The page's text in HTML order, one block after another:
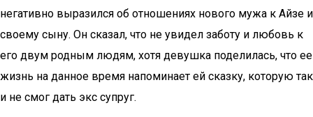
негативно выразился об отношениях нового мужа к Айзе и
своему сыну. Он сказал, что не увидел заботу и любовь к
его двум родным людям, хотя девушка поделилась, что ее
жизнь на данное время напоминает ей сказку, которую так
и не смог дать экс супруг.